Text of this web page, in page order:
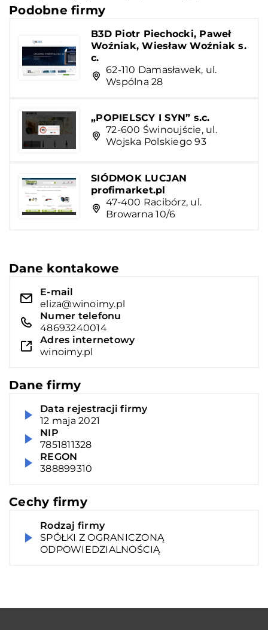
Podobne firmy
B3D Piotr Piechocki, Paweł
Woźniak, Wiesław Woźniak s.
c.
62-110 Damasławek, ul.
Wspólna 28
„POPIELSCY I SYN” s.c.
72-600 Świnoujście, ul.
Wojska Polskiego 93
SIÓDMOK LUCJAN
profimarket.pl
47-400 Racibórz, ul.
Browarna 10/6
Dane kontakowe
E-mail
eliza@winoimy.pl
Numer telefonu
48693240014
Adres internetowy
winoimy.pl
Dane firmy
Data rejestracji firmy
12 maja 2021
NIP
7851811328
REGON
388899310
Cechy firmy
Rodzaj firmy
SPÓŁKI Z OGRANICZONĄ
ODPOWIEDZIALNOŚCIĄ